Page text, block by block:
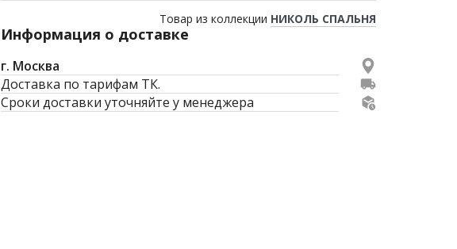
Товар из коллекции НИКОЛЬ СПАЛЬНЯ
Информация о доставке
г. Москва
Доставка по тарифам ТК.
Сроки доставки уточняйте у менеджера